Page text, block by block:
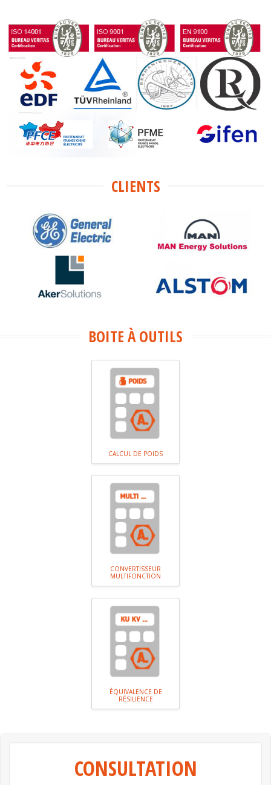
CLIENTS
BOITE À OUTILS
CALCUL DE POIDS
CONVERTISSEUR
MULTIFONCTION
ÉQUIVALENCE DE
RÉSILIENCE
CONSULTATION